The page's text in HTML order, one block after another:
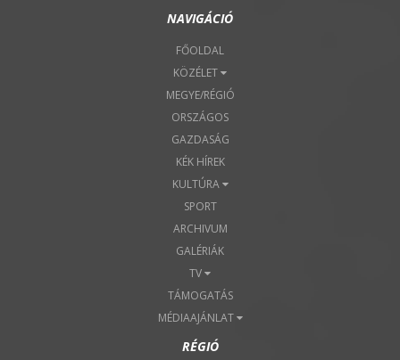
NAVIGÁCIÓ
FŐOLDAL
KÖZÉLET
MEGYE/RÉGIÓ
ORSZÁGOS
GAZDASÁG
KÉK HÍREK
KULTÚRA
SPORT
ARCHIVUM
GALÉRIÁK
TV
TÁMOGATÁS
MÉDIAAJÁNLAT
RÉGIÓ